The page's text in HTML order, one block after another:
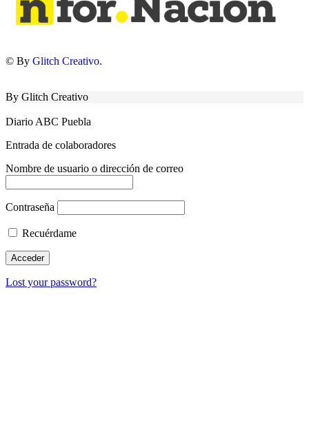
© By Glitch Creativo.
By Glitch Creativo
Diario ABC Puebla
Entrada de colaboradores
Nombre de usuario o dirección de correo
Contraseña
Recuérdame
Lost your password?